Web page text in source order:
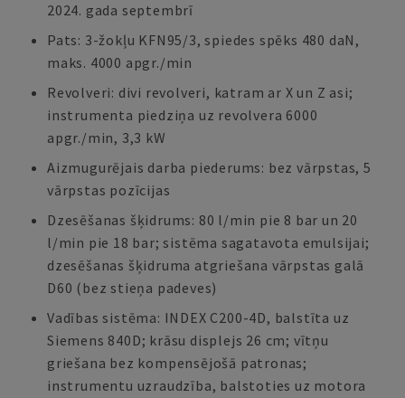
2024. gada septembrī
Pats: 3-žokļu KFN95/3, spiedes spēks 480 daN,
maks. 4000 apgr./min
Revolveri: divi revolveri, katram ar X un Z asi;
instrumenta piedziņa uz revolvera 6000
apgr./min, 3,3 kW
Aizmugurējais darba piederums: bez vārpstas, 5
vārpstas pozīcijas
Dzesēšanas šķidrums: 80 l/min pie 8 bar un 20
l/min pie 18 bar; sistēma sagatavota emulsijai;
dzesēšanas šķidruma atgriešana vārpstas galā
D60 (bez stieņa padeves)
Vadības sistēma: INDEX C200-4D, balstīta uz
Siemens 840D; krāsu displejs 26 cm; vītņu
griešana bez kompensējošā patronas;
instrumentu uzraudzība, balstoties uz motora